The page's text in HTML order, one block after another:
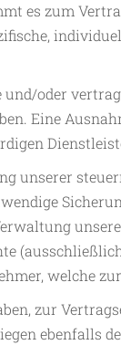
es zum
und/oder
Eine
unserer
welche
zur
ebenfalls